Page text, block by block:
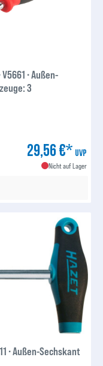
∙ Außen-
3
29,56 €* UVP
Nicht auf Lager
∙ Außen-Sechskant